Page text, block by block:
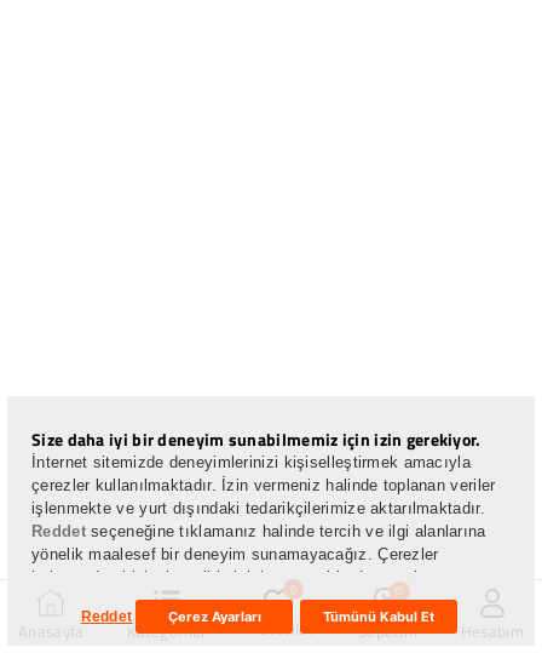
Anasayfa Kategoriler
0
Favoriler
0
Sepetim Hesabım
Size daha iyi bir deneyim sunabilmemiz için izin gerekiyor.
İnternet sitemizde deneyimlerinizi kişiselleştirmek amacıyla
çerezler kullanılmaktadır. İzin vermeniz halinde toplanan veriler
işlenmekte ve yurt dışındaki tedarikçilerimize aktarılmaktadır.
Reddetseçeneğine tıklamanız halinde tercih ve ilgi alanlarına
yönelik maalesef bir deneyim sunamayacağız. Çerezler
bakımından kişisel tercihlerinizi, seçeneklerde yer alan çerez
ayarları kısmından yönetebilirsiniz. Çerezlerle ilgili detaylı bilgiye
buradan ulaşabilirsiniz:Çerez Politikası
Reddet Çerez Ayarları Tümünü Kabul Et